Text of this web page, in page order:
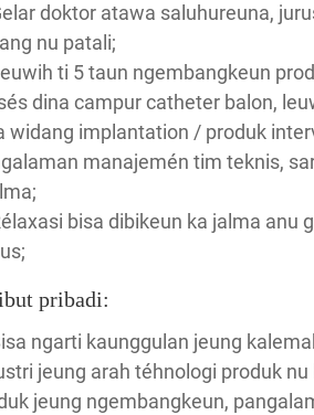
doktor atawa saluhureuna,
nu patali;
ti 5 taun ngembangkeun
dina campur catheter balon,
widang implantation / produk
manajemén tim teknis,
bisa dibikeun ka jalma anu
pribadi:
ngarti kaunggulan jeung
jeung arah téhnologi produk
jeung ngembangkeun,